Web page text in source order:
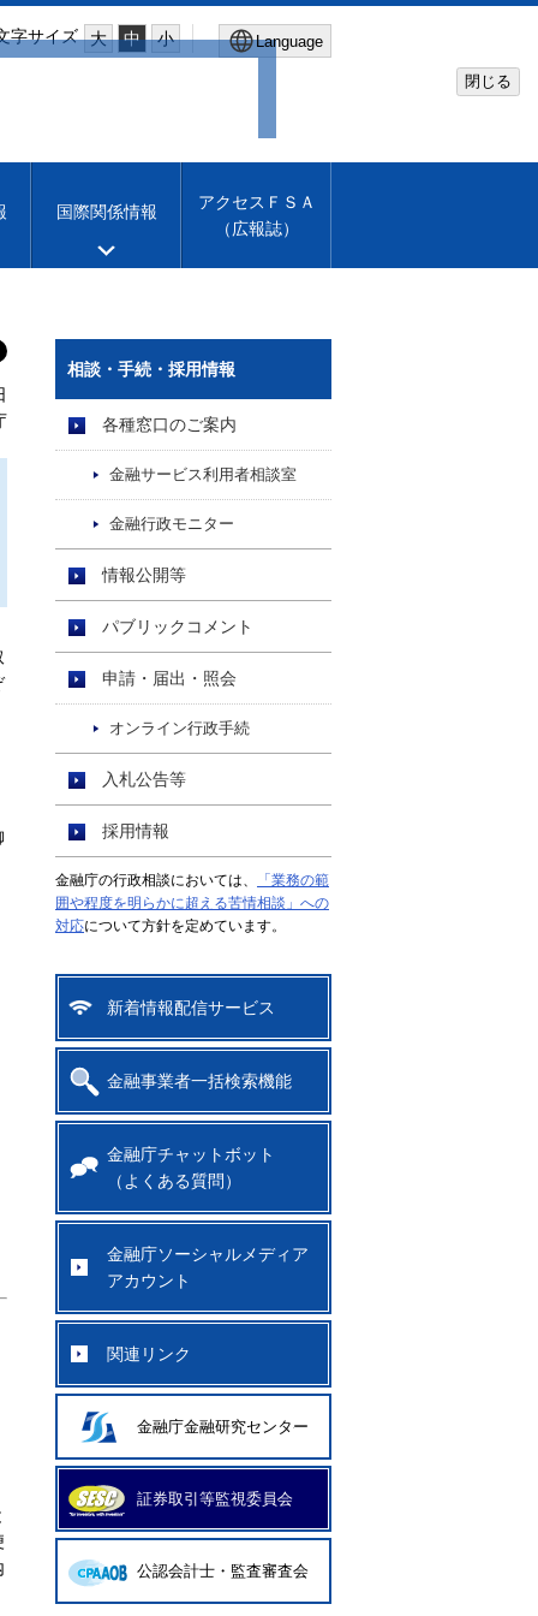
字サイズ 大 中 小 Language
Machine translation
閉じる
国際関係情報
アクセスＦＳＡ
（広報誌）
相談・手続・採用情報
各種窓口のご案内
金融サービス利用者相談室
金融行政モニター
情報公開等
パブリックコメント
申請・届出・照会
オンライン行政手続
入札公告等
採用情報
金融庁の行政相談においては、
「業務の範
囲や程度を明らかに超える苦情相談」への
対応について方針を定めています。
新着情報配信サービス
金融事業者一括検索機能
金融庁チャットボット
（よくある質問）
金融庁ソーシャルメディア
アカウント
関連リンク
金融庁金融研究センター
証券取引等監視委員会
公認会計士・監査審査会